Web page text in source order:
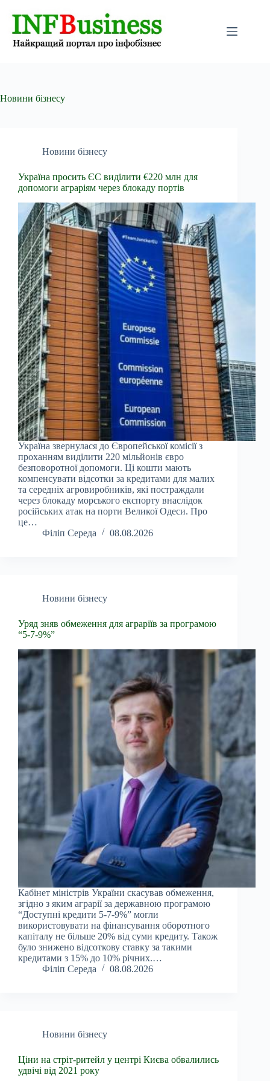
Новини бізнесу
Новини бізнесу
Україна просить ЄС виділити €220 млн для
допомоги аграріям через блокаду портів
Україна звернулася до Європейської комісії з
проханням виділити 220 мільйонів євро
безповоротної допомоги. Ці кошти мають
компенсувати відсотки за кредитами для малих
та середніх агровиробників, які постраждали
через блокаду морського експорту внаслідок
російських атак на порти Великої Одеси. Про
це…
Філіп Середа
08.08.2026
Новини бізнесу
Уряд зняв обмеження для аграріїв за програмою
“5-7-9%”
Кабінет міністрів України скасував обмеження,
згідно з яким аграрії за державною програмою
“Доступні кредити 5-7-9%” могли
використовувати на фінансування оборотного
капіталу не більше 20% від суми кредиту. Також
було знижено відсоткову ставку за такими
кредитами з 15% до 10% річних.…
Філіп Середа
08.08.2026
Новини бізнесу
Ціни на стріт-ритейл у центрі Києва обвалились
удвічі від 2021 року